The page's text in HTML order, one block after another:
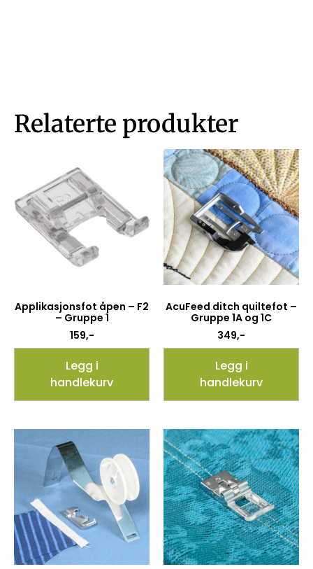
Relaterte produkter
Applikasjonsfot åpen – F2
– Gruppe 1
159,-
Legg i
handlekurv
AcuFeed ditch quiltefot –
Gruppe 1A og 1C
349,-
Legg i
handlekurv